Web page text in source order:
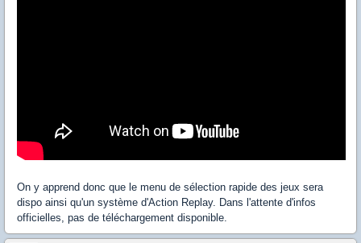
On y apprend donc que le menu de sélection rapide des jeux sera
dispo ainsi qu'un système d'Action Replay. Dans l'attente d'infos
officielles, pas de téléchargement disponible.